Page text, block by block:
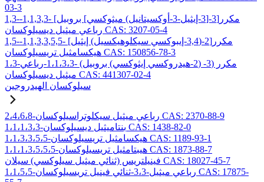
03-3
1,3-مكرر[3-[3-إيثيل-3-أوكسيتانيل) ميثوكسي] بروبيل] -1,1,3,3-
رباعي ميثيل ديسيلوكسان CAS: 3207-05-4
1,5-مكرر[2-(3,4-إيبوكسي سيكلوهيكسيل) إيثيل] -1,1,3,3,5,5-
هيكسامثيل تريسيلوكسان CAS: 150856-78-3
1،3-مكرر (3- (2-هيدروكسي إيثوكسي) بروبيل) -1،1،3،3-رباعي
ميثيل ديسيلوكسان CAS: 441307-02-4
سيلوكسان الهيدروجين
2،4،6،8-رباعي ميثيل سيكلوتراسيلوكسان CAS: 2370-88-9
1،1،1،3،3-بنتاميثيل ديسيلوكسان CAS: 1438-82-0
1،1،3،3،5،5-هيكسامثيل تريسيلوكسان CAS: 1189-93-1
1،1،1،3،5،5،5-هيبتامثيل تريسيلوكسان CAS: 1873-88-7
فينيلتريس (ثنائي ميثيل سيلوكسي) سيلان CAS: 18027-45-7
1،1،5،5-رباعي ميثيل-3،3-ثنائي فينيل تريسيلوكسان CAS: 17875-